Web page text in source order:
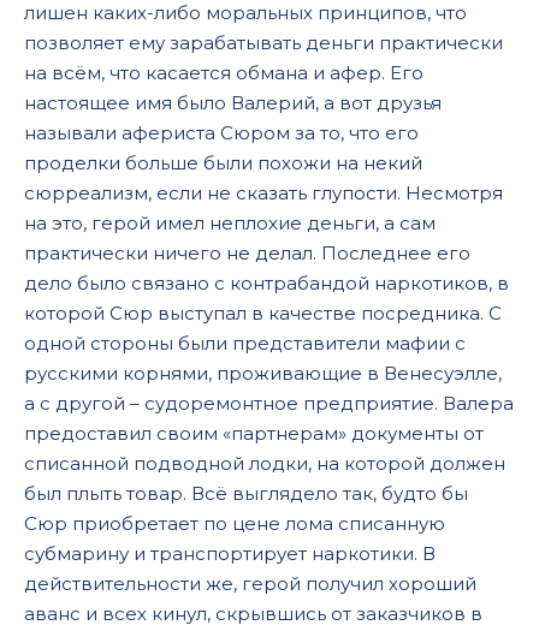
лишен каких-либо моральных принципов, что
позволяет ему зарабатывать деньги практически
на всём, что касается обмана и афер. Его
настоящее имя было Валерий, а вот друзья
называли афериста Сюром за то, что его
проделки больше были похожи на некий
сюрреализм, если не сказать глупости. Несмотря
на это, герой имел неплохие деньги, а сам
практически ничего не делал. Последнее его
дело было связано с контрабандой наркотиков, в
которой Сюр выступал в качестве посредника. С
одной стороны были представители мафии с
русскими корнями, проживающие в Венесуэлле,
а с другой – судоремонтное предприятие. Валера
предоставил своим «партнерам» документы от
списанной подводной лодки, на которой должен
был плыть товар. Всё выглядело так, будто бы
Сюр приобретает по цене лома списанную
субмарину и транспортирует наркотики. В
действительности же, герой получил хороший
аванс и всех кинул, скрывшись от заказчиков в